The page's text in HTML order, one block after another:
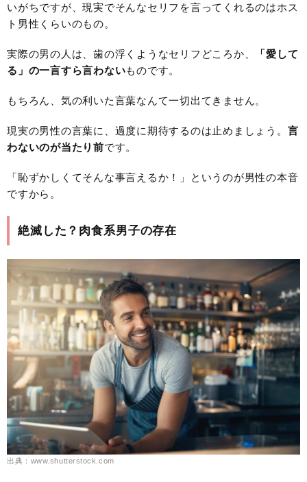
いがちですが、現実でそんなセリフを言ってくれるのはホス
ト男性くらいのもの。
実際の男の人は、歯の浮くようなセリフどころか、
「愛して
る」の一言すら言わないものです。
もちろん、気の利いた言葉なんて一切出てきません。
現実の男性の言葉に、過度に期待するのは止めましょう。 言
わないのが当たり前です。
「恥ずかしくてそんな事言えるか！」というのが男性の本音
ですから。
絶滅した？肉食系男子の存在
出典：www.shutterstock.com